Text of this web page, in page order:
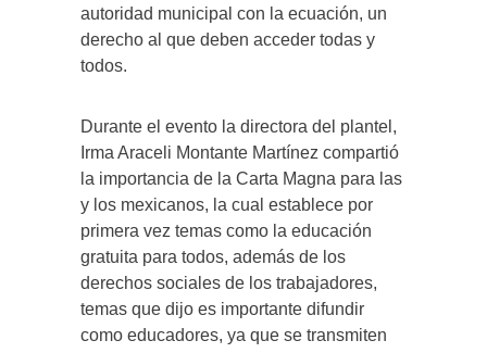
autoridad municipal con la ecuación, un
derecho al que deben acceder todas y
todos.
Durante el evento la directora del plantel,
Irma Araceli Montante Martínez compartió
la importancia de la Carta Magna para las
y los mexicanos, la cual establece por
primera vez temas como la educación
gratuita para todos, además de los
derechos sociales de los trabajadores,
temas que dijo es importante difundir
como educadores, ya que se transmiten